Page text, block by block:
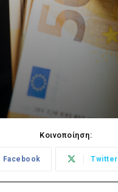
Κοινοποίηση:
Facebook Twitter